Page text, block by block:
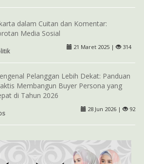
dalam Cuitan dan Komentar:
Media Sosial
21 Maret 2025 | 314
Pelanggan Lebih Dekat: Panduan
Membangun Buyer Persona yang
di Tahun 2026
28 Jun 2026 | 92